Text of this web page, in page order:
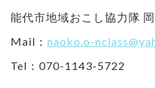
能代市地域おこし協力隊
Mail： naoko.o-
Tel：070-1143-5722